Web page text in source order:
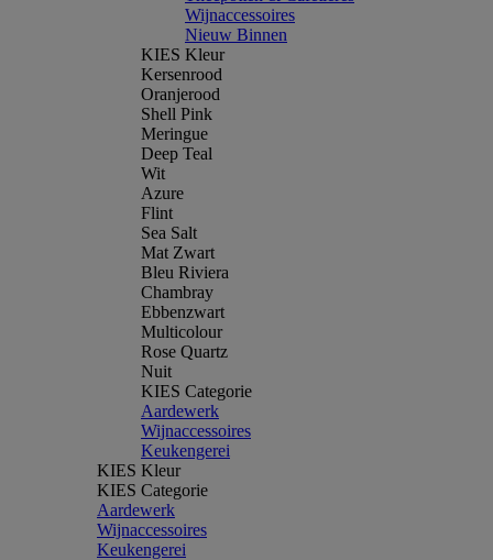
Wijnaccessoires
Nieuw Binnen
KIES Kleur
Kersenrood
Oranjerood
Shell Pink
Meringue
Deep Teal
Wit
Azure
Flint
Sea Salt
Mat Zwart
Bleu Riviera
Chambray
Ebbenzwart
Multicolour
Rose Quartz
Nuit
KIES Categorie
Aardewerk
Wijnaccessoires
Keukengerei
KIES Kleur
KIES Categorie
Aardewerk
Wijnaccessoires
Keukengerei